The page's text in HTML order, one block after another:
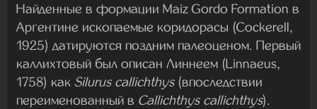
Найденные в формации Maiz Gordo Formation в
Аргентине ископаемые коридорасы (Cockerell,
1925) датируются поздним палеоценом. Первый
каллихтовый был описан Линнеем (Linnaeus,
1758) как Silurus callichthys (впоследствии
переименованный в Callichthys callichthys).